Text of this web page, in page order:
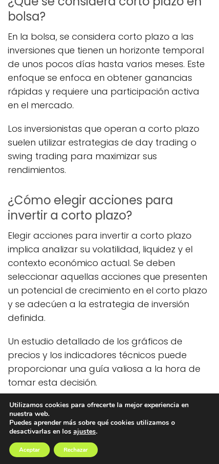
bolsa?
En la bolsa, se considera corto plazo a las
inversiones que tienen un horizonte temporal
de unos pocos días hasta varios meses. Este
enfoque se enfoca en obtener ganancias
rápidas y requiere una participación activa
en el mercado.
Los inversionistas que operan a corto plazo
suelen utilizar estrategias de day trading o
swing trading para maximizar sus
rendimientos.
¿Cómo elegir acciones para
invertir a corto plazo?
Elegir acciones para invertir a corto plazo
implica analizar su volatilidad, liquidez y el
contexto económico actual. Se deben
seleccionar aquellas acciones que presenten
un potencial de crecimiento en el corto plazo
y se adecúen a la estrategia de inversión
definida.
Un estudio detallado de los gráficos de
precios y los indicadores técnicos puede
proporcionar una guía valiosa a la hora de
tomar esta decisión.
Ideas Dinero blog
Invertir a corto plazo en bolsa: guía
completa
Utilizamos cookies para ofrecerte la mejor experiencia en
nuestra web.
Puedes aprender más sobre qué cookies utilizamos o
desactivarlas en los ajustes.
Aceptar Rechazar